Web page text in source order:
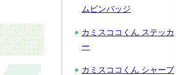
ムピンバッジ
カミスココくん ステッカ
ー
カミスココくん シャープ